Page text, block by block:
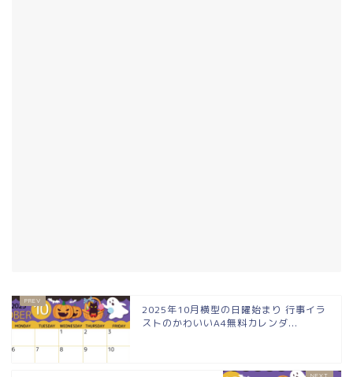
2025年10月横型の日曜始まり 行事イラ
ストのかわいいA4無料カレンダ...